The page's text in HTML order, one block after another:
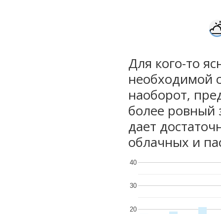
Для кого-то
необходимой
наоборот,
более ровный
дает
облачных и
20
30
40